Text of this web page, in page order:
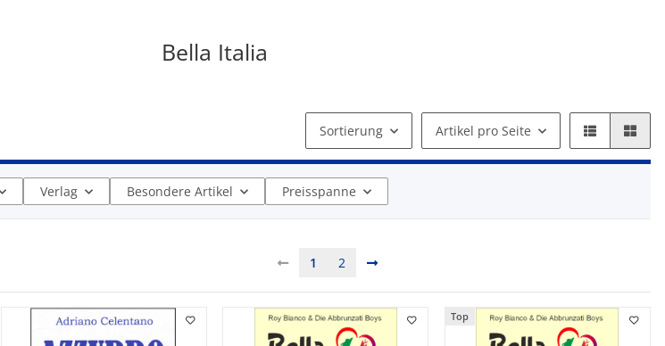
Bella Italia
Sortierung Artikel pro Seite
Verlag Besondere Artikel Preisspanne
1 2
Top